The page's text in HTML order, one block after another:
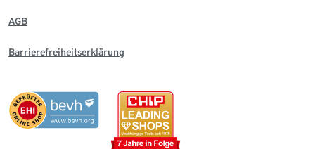
AGB
Barrierefreiheitserklärung